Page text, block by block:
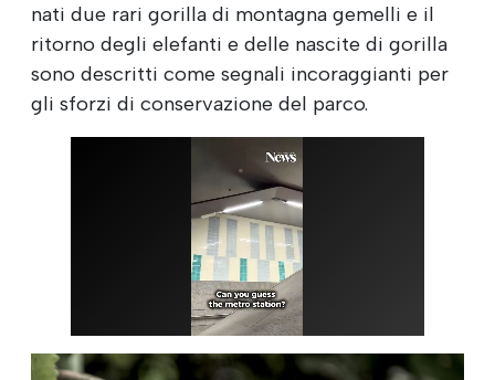
nati due rari gorilla di montagna gemelli e il
ritorno degli elefanti e delle nascite di gorilla
sono descritti come segnali incoraggianti per
gli sforzi di conservazione del parco.